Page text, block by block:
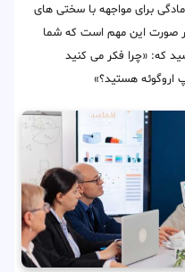
برای مواجهه با سختی های
هر صورت این مهم است که شما
که: «چرا فکر می کنید
اروگوئه هستید؟»